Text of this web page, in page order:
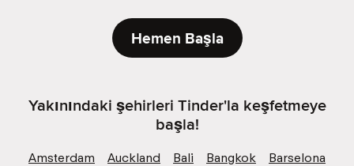
Hemen Başla
Yakınındaki şehirleri Tinder'la keşfetmeye
başla!
Amsterdam Auckland Bali Bangkok
Barselona